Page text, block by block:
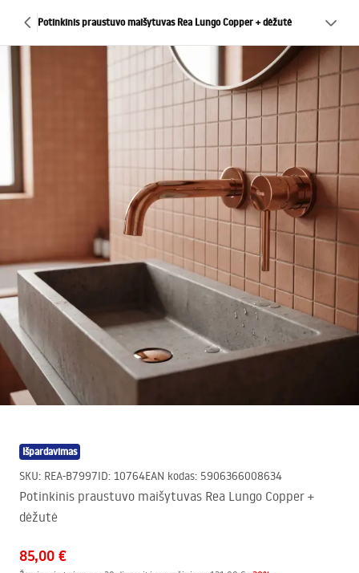
Potinkinis praustuvo maišytuvas Rea Lungo Copper + dėžutė
Išpardavimas
SKU: REA-B7997ID: 10764EAN kodas: 5906366008634
Potinkinis praustuvo maišytuvas Rea Lungo Copper +
dėžutė
85,00 €